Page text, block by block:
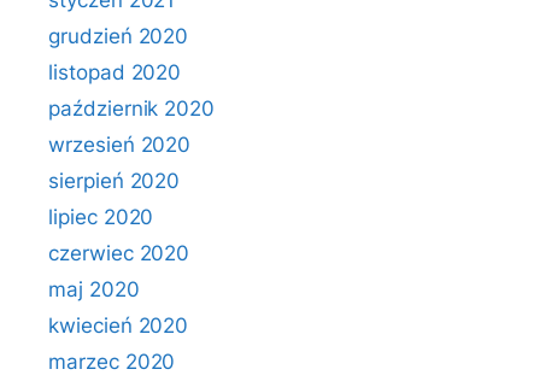
grudzień 2020
listopad 2020
październik 2020
wrzesień 2020
sierpień 2020
lipiec 2020
czerwiec 2020
maj 2020
kwiecień 2020
marzec 2020